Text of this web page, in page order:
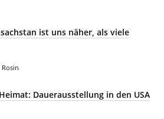
ist uns näher, als viele
Dauerausstellung in den USA